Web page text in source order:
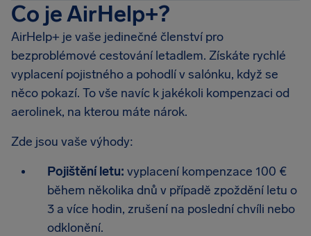
Co je AirHelp+?
AirHelp+ je vaše jedinečné členství pro
bezproblémové cestování letadlem. Získáte rychlé
vyplacení pojistného a pohodlí v salónku, když se
něco pokazí. To vše navíc k jakékoli kompenzaci od
aerolinek, na kterou máte nárok.
Zde jsou vaše výhody:
Pojištění letu: vyplacení kompenzace 100 €
během několika dnů v případě zpoždění letu o
3 a více hodin, zrušení na poslední chvíli nebo
odklonění.